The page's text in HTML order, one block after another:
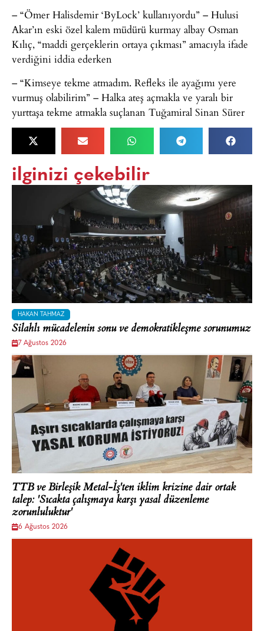
– “Ömer Halisdemir ‘ByLock’ kullanıyordu” – Hulusi
Akar’ın eski özel kalem müdürü kurmay albay Osman
Kılıç, “maddi gerçeklerin ortaya çıkması” amacıyla ifade
verdiğini iddia ederken
– “Kimseye tekme atmadım. Refleks ile ayağımı yere
vurmuş olabilirim” – Halka ateş açmakla ve yaralı bir
yurttaşa tekme atmakla suçlanan Tuğamiral Sinan Sürer
ilginizi çekebilir
HAKAN TAHMAZ
Silahlı mücadelenin sonu ve demokratikleşme sorunumuz
7 Ağustos 2026
TTB ve Birleşik Metal-İş'ten iklim krizine dair ortak
talep: 'Sıcakta çalışmaya karşı yasal düzenleme
zorunluluktur'
6 Ağustos 2026